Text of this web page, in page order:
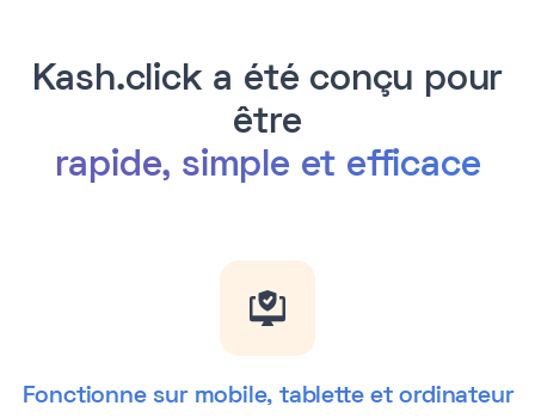
Kash.click a été conçu pour
être
rapide, simple et efficace
Fonctionne sur mobile, tablette et ordinateur